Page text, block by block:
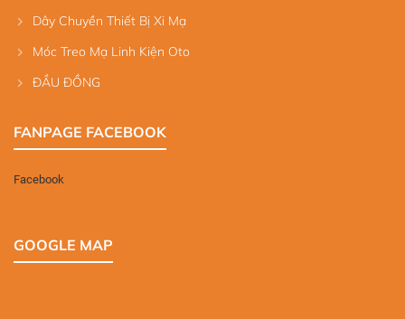
Dây Chuyền Thiết Bị Xi Mạ
Móc Treo Mạ Linh Kiện Oto
ĐẦU ĐỒNG
FANPAGE FACEBOOK
Facebook
GOOGLE MAP